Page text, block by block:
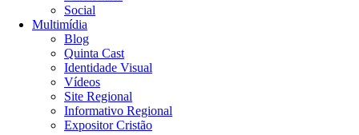
Social
Multimídia
Blog
Quinta Cast
Identidade Visual
Vídeos
Site Regional
Informativo Regional
Expositor Cristão